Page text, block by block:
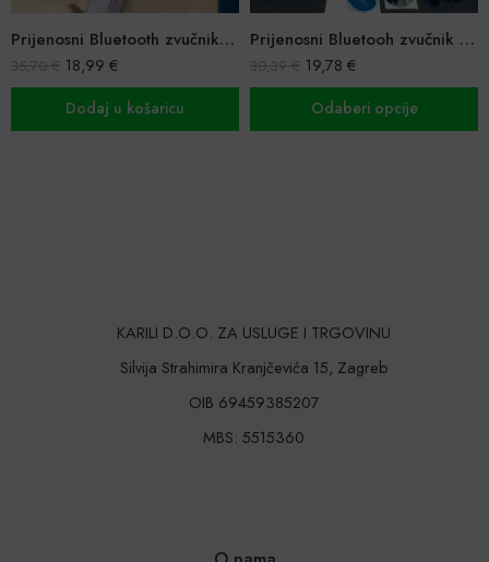
Prijenosni Bluetooth zvučnik X-one
35,70€ 18,99 €
Dodaj u košaricu
Prijenosni Bluetooh zvučnik Charge 2
30,39€ 19,78 €
Odaberi opcije
KARILI D.O.O. ZA USLUGE I TRGOVINU
Silvija Strahimira Kranjčevića 15, Zagreb
OIB 69459385207
MBS: 5515360